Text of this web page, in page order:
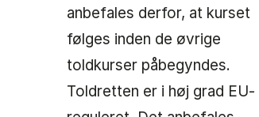
anbefales derfor, at kurset
følges inden de øvrige
toldkurser påbegyndes.
Toldretten er i høj grad EU-